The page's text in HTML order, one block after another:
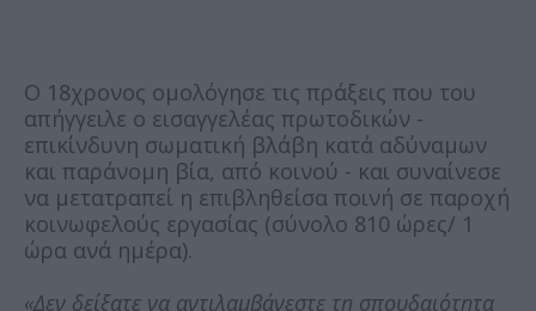
Ο 18χρονος ομολόγησε τις πράξεις που του
απήγγειλε ο εισαγγελέας πρωτοδικών -
επικίνδυνη σωματική βλάβη κατά αδύναμων
και παράνομη βία, από κοινού - και συναίνεσε
να μετατραπεί η επιβληθείσα ποινή σε παροχή
κοινωφελούς εργασίας (σύνολο 810 ώρες/ 1
ώρα ανά ημέρα).
«Δεν δείξατε να αντιλαμβάνεστε τη σπουδαιότητα